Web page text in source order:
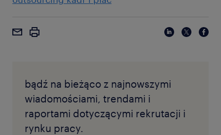
bądź na bieżąco z najnowszymi
wiadomościami, trendami i
raportami dotyczącymi rekrutacji i
rynku pracy.